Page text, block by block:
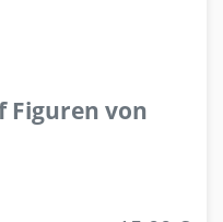
Figuren von